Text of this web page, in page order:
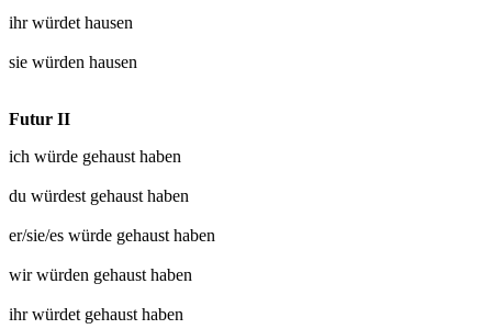
ihr würdethausen
sie würden hausen
Futur II
ich würde gehausthaben
du würdest gehausthaben
er/sie/es würde gehausthaben
wir würden gehausthaben
ihr würdet gehausthaben